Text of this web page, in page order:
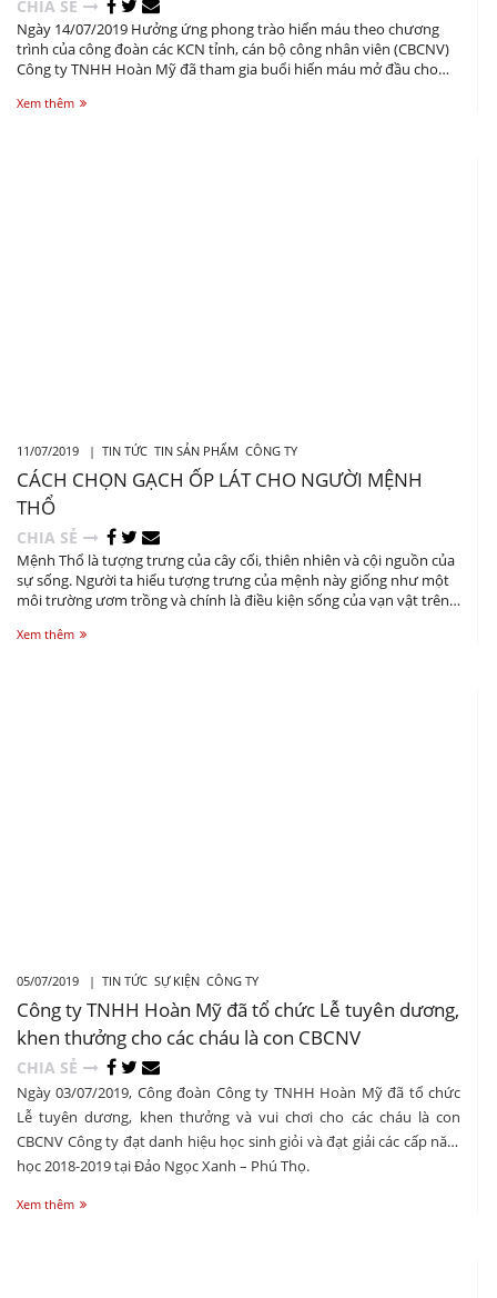
CHIA SẺ
Ngày 14/07/2019 Hưởng ứng phong trào hiến máu theo chương
trình của công đoàn các KCN tỉnh, cán bộ công nhân viên (CBCNV)
Công ty TNHH Hoàn Mỹ đã tham gia buổi hiến máu mở đầu cho
Tỉnh Vĩnh Phúc.
Xem thêm
11/07/2019 | TIN TỨC TIN SẢN PHẨM CÔNG TY
CÁCH CHỌN GẠCH ỐP LÁT CHO NGƯỜI MỆNH
THỔ
CHIA SẺ
Mệnh Thổ là tượng trưng của cây cối, thiên nhiên và cội nguồn của
sự sống. Người ta hiểu tượng trưng của mệnh này giống như một
môi trường ươm trồng và chính là điều kiện sống của vạn vật trên
cung mệnh nuôi dưỡng và hỗ trợ cho các cung mệnh khác.
Xem thêm
05/07/2019 | TIN TỨC SỰ KIỆN CÔNG TY
Công ty TNHH Hoàn Mỹ đã tổ chức Lễ tuyên dương,
khen thưởng cho các cháu là con CBCNV
CHIA SẺ
Ngày 03/07/2019, Công đoàn Công ty TNHH Hoàn Mỹ đã tổ chức
Lễ tuyên dương, khen thưởng và vui chơi cho các cháu là con
CBCNV Công ty đạt danh hiệu học sinh giỏi và đạt giải các cấp năm
học 2018-2019 tại Đảo Ngọc Xanh – Phú Thọ.
Xem thêm